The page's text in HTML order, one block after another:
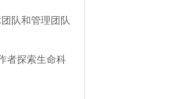
队和管理团队
者探索生命科